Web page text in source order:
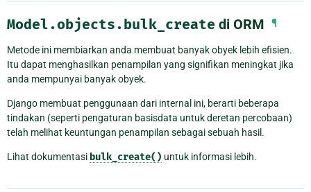
Model.objects.bulk_create di ORM ¶
Metode ini membiarkan anda membuat banyak obyek lebih efisien.
Itu dapat menghasilkan penampilan yang signifikan meningkat jika
anda mempunyai banyak obyek.
Django membuat penggunaan dari internal ini, berarti beberapa
tindakan (seperti pengaturan basisdata untuk deretan percobaan)
telah melihat keuntungan penampilan sebagai sebuah hasil.
Lihat dokumentasi bulk_create() untuk informasi lebih.